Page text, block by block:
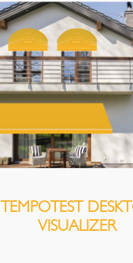
TEMPOTEST
VISUALIZER